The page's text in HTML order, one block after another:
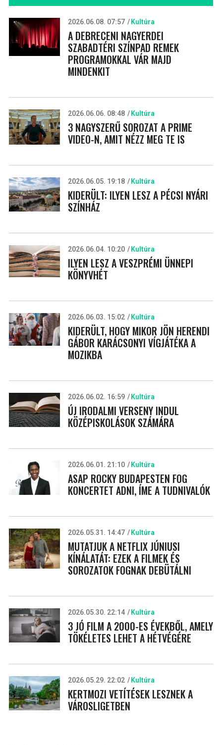
2026.06.08. 07:57 Kultúra
A DEBRECENI NAGYERDEI
SZABADTÉRI SZÍNPAD REMEK
PROGRAMOKKAL VÁR MAJD
MINDENKIT
2026.06.06. 08:48 Kultúra
3 NAGYSZERŰ SOROZAT A PRIME
VIDEO-N, AMIT NÉZZ MEG TE IS
2026.06.05. 19:18 Kultúra
KIDERÜLT: ILYEN LESZ A PÉCSI NYÁRI
SZÍNHÁZ
2026.06.04. 10:20 Kultúra
ILYEN LESZ A VESZPRÉMI ÜNNEPI
KÖNYVHÉT
2026.06.03. 15:02 Kultúra
KIDERÜLT, HOGY MIKOR JÖN HERENDI
GÁBOR KARÁCSONYI VÍGJÁTÉKA A
MOZIKBA
2026.06.02. 16:59 Kultúra
ÚJ IRODALMI VERSENY INDUL
KÖZÉPISKOLÁSOK SZÁMÁRA
2026.06.01. 21:10 Kultúra
ASAP ROCKY BUDAPESTEN FOG
KONCERTET ADNI, ÍME A TUDNIVALÓK
2026.05.31. 14:47 Kultúra
MUTATJUK A NETFLIX JÚNIUSI
KÍNÁLATÁT: EZEK A FILMEK ÉS
SOROZATOK FOGNAK DEBÜTÁLNI
2026.05.30. 22:14 Kultúra
3 JÓ FILM A 2000-ES ÉVEKBŐL, AMELY
TÖKÉLETES LEHET A HÉTVÉGÉRE
2026.05.29. 22:02 Kultúra
KERTMOZI VETÍTÉSEK LESZNEK A
VÁROSLIGETBEN